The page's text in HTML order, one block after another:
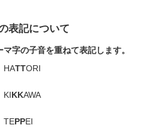
表記について
字の子音を重ねて表記します。
TTORI
KKAWA
PPEI